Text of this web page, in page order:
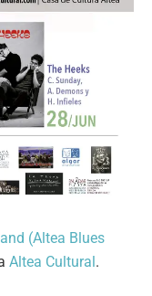
(Altea Blues
Altea Cultural.